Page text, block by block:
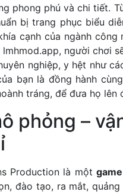
phong phú và chi tiết.
bị trang phục biểu
cạnh của ngành
lmhmod.app, người chơi
nghiệp, y hệt như
bạn là đồng hành
tráng, để đưa họ lên
phỏng –
Production là một
đào tạo, ra mắt,